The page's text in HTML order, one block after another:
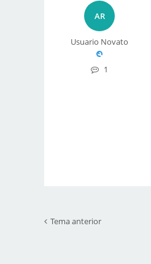
AR
Usuario Novato
1
Tema anterior